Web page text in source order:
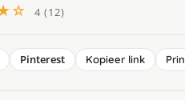
4 (12)
Pinterest Kopieer link